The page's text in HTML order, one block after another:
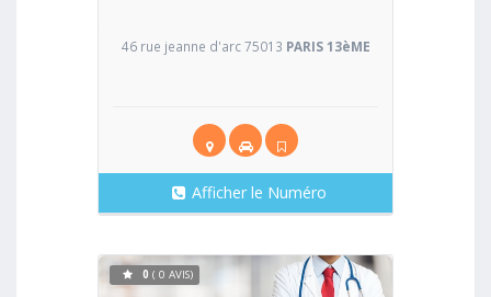
46 rue jeanne d'arc 75013 PARIS 13èME
Afficher le Numéro
0 ( 0 AVIS)